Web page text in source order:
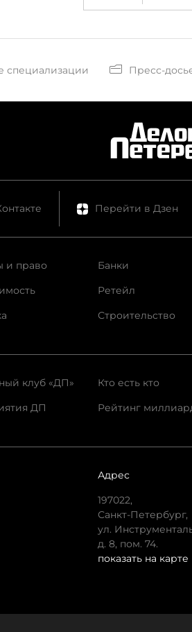
специализации Пресс-
Перейти в Дзен
и право
Банки
Ретейл
Строительство
клуб «ДП»
ДП
Кто есть кто
Рейтинг
Адрес
197022,
Санкт-Петербург,
ул.
д. 8, пом. 74.
показать на карте